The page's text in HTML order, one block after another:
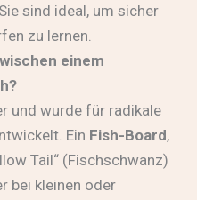
sind ideal, um sicher
zu lernen.
einem
und wurde für radikale
Ein Fish-Board,
Tail“ (Fischschwanz)
bei kleinen oder